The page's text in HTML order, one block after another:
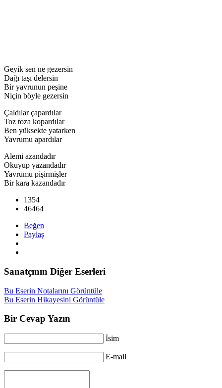
Geyik sen ne gezersin
Dağı taşı delersin
Bir yavrunun peşine
Niçin böyle gezersin
Çaldılar çapardılar
Toz toza kopardılar
Ben yüksekte yatarken
Yavrumu apardılar
Alemi azandadır
Okuyup yazandadır
Yavrumu pişirmişler
Bir kara kazandadır
1354
46464
Beğen
Paylaş
Sanatçının Diğer Eserleri
Bu Eserin Notalarını Görüntüle
Bu Eserin Hikayesini Görüntüle
Bir Cevap Yazın
İsim
E-mail